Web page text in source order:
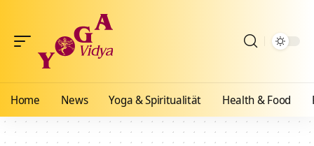
Home News Yoga & Spiritualität Health & Food